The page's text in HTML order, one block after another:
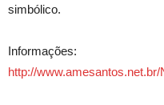
simbólico.
Informações:
http://